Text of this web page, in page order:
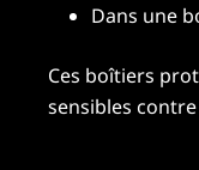
Dans une
Ces boîtiers
sensibles